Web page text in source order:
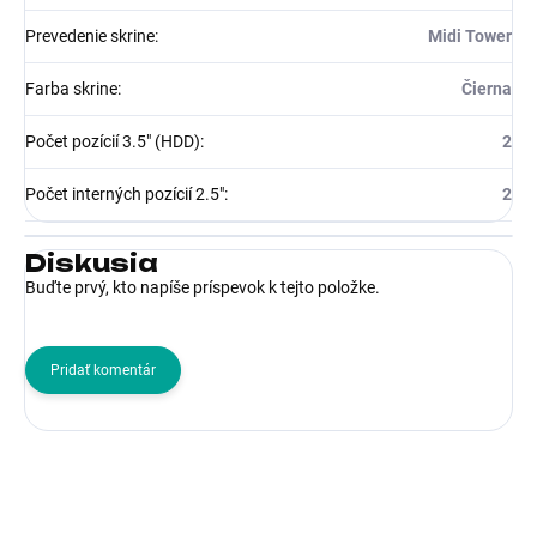
Prevedenie skrine: Midi Tower
Farba skrine: Čierna
Počet pozícií 3.5" (HDD): 2
Počet interných pozícií 2.5": 2
Diskusia
Buďte prvý, kto napíše príspevok k tejto položke.
Pridať komentár